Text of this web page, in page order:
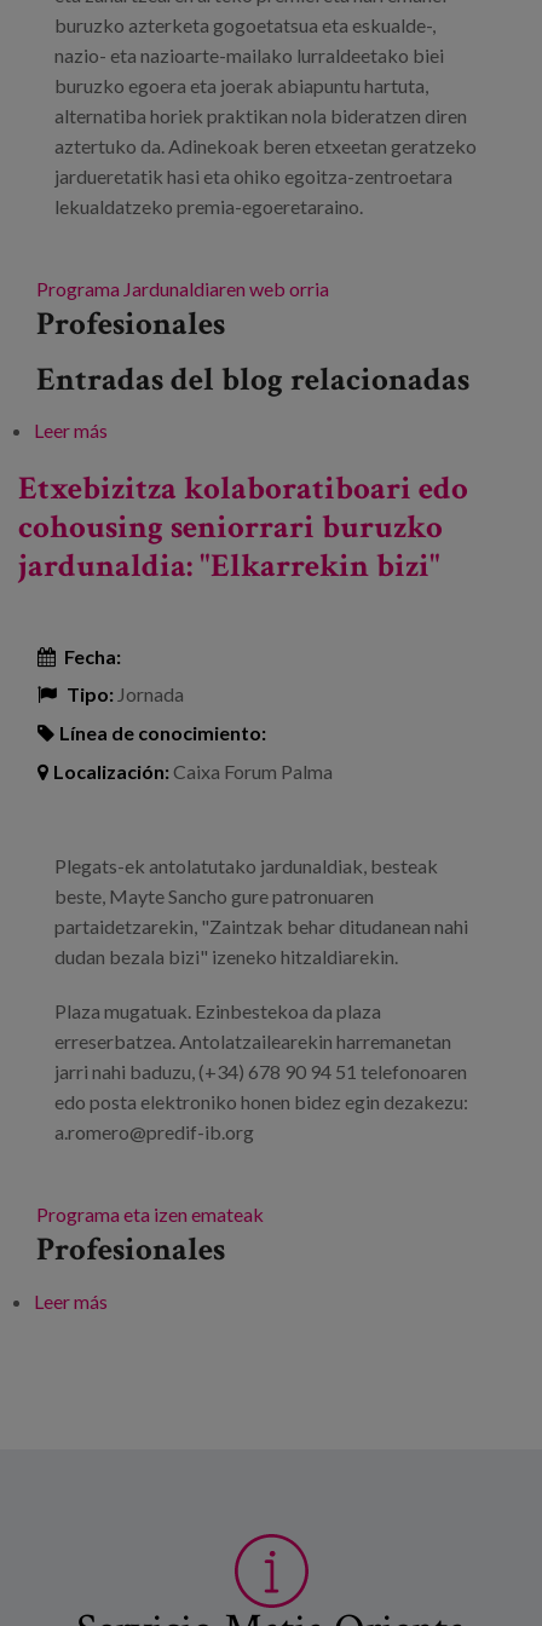
buruzko azterketa gogoetatsua eta eskualde-,
nazio- eta nazioarte-mailako lurraldeetako biei
buruzko egoera eta joerak abiapuntu hartuta,
alternatiba horiek praktikan nola bideratzen diren
aztertuko da. Adinekoak beren etxeetan geratzeko
jardueretatik hasi eta ohiko egoitza-zentroetara
lekualdatzeko premia-egoeretaraino.
Programa Jardunaldiaren web orria
Profesionales
Entradas del blog relacionadas
Leer más
Etxebizitza kolaboratiboari edo
cohousing seniorrari buruzko
jardunaldia: "Elkarrekin bizi"
Fecha:
Tipo: Jornada
Línea de conocimiento:
Localización:Caixa Forum Palma
Plegats-ek antolatutako jardunaldiak, besteak
beste, Mayte Sancho gure patronuaren
partaidetzarekin, "Zaintzak behar ditudanean nahi
dudan bezala bizi" izeneko hitzaldiarekin.
Plaza mugatuak. Ezinbestekoa da plaza
erreserbatzea. Antolatzailearekin harremanetan
jarri nahi baduzu, (+34) 678 90 94 51 telefonoaren
edo posta elektroniko honen bidez egin dezakezu:
a.romero@predif-ib.org
Programa eta izen emateak
Profesionales
Leer más